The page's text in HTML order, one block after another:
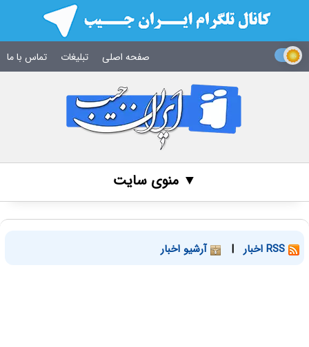
صفحه اصلی تبلیغات تماس با ما
▼ منوی سایت
| آرشیو اخبار